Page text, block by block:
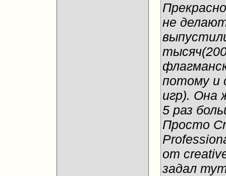
не
потому и
игр). Она
5 раз
Просто
от
задал